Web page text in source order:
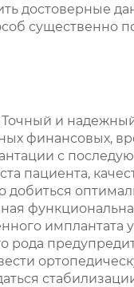
достоверные
существенно
Точный и
финансовых,
с
пациента,
добиться
имплантата
рода